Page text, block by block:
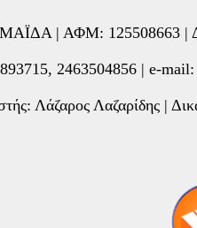
| ΑΦΜ:
2463504856 | e-mail:
Λάζαρος Λαζαρίδης |